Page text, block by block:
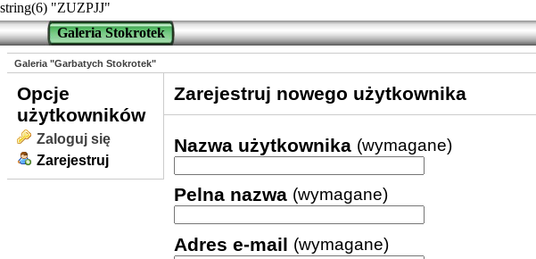
string(6) "ZUZPJJ"
Galeria Stokrotek
Galeria "Garbatych Stokrotek"
Opcje
użytkowników
Zaloguj się
Zarejestruj
Zarejestruj nowego użytkownika
Nazwa użytkownika (wymagane)
Pelna nazwa (wymagane)
Adres e-mail (wymagane)